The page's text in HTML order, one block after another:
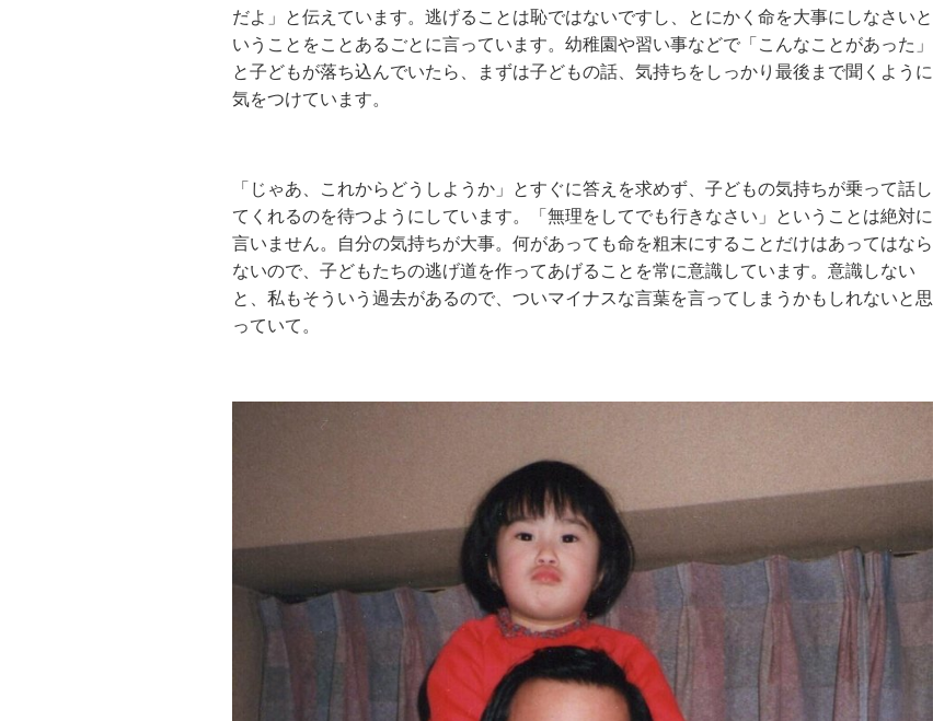
だよ」と伝えています。逃げることは恥ではないですし、とにかく命を大事にしなさいと
いうことをことあるごとに言っています。幼稚園や習い事などで「こんなことがあった」
と子どもが落ち込んでいたら、まずは子どもの話、気持ちをしっかり最後まで聞くように
気をつけています。
「じゃあ、これからどうしようか」とすぐに答えを求めず、子どもの気持ちが乗って話し
てくれるのを待つようにしています。「無理をしてでも行きなさい」ということは絶対に
言いません。自分の気持ちが大事。何があっても命を粗末にすることだけはあってはなら
ないので、子どもたちの逃げ道を作ってあげることを常に意識しています。意識しない
と、私もそういう過去があるので、ついマイナスな言葉を言ってしまうかもしれないと思
っていて。